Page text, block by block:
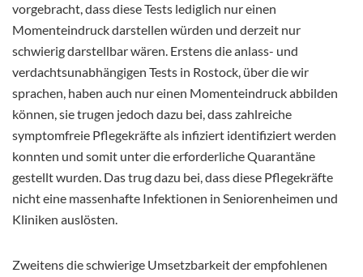
vorgebracht, dass diese Tests lediglich nur einen
Momenteindruck darstellen würden und derzeit nur
schwierig darstellbar wären. Erstens die anlass- und
verdachtsunabhängigen Tests in Rostock, über die wir
sprachen, haben auch nur einen Momenteindruck abbilden
können, sie trugen jedoch dazu bei, dass zahlreiche
symptomfreie Pflegekräfte als infiziert identifiziert werden
konnten und somit unter die erforderliche Quarantäne
gestellt wurden. Das trug dazu bei, dass diese Pflegekräfte
nicht eine massenhafte Infektionen in Seniorenheimen und
Kliniken auslösten.
Zweitens die schwierige Umsetzbarkeit der empfohlenen